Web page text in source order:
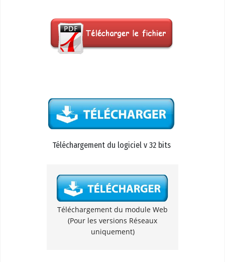
Téléchargement du logiciel v 32 bits
Téléchargement du module Web
(Pour les versions Réseaux
uniquement)